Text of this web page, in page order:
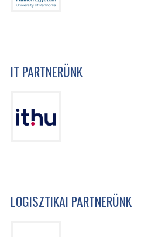
IT PARTNERÜNK
LOGISZTIKAI PARTNERÜNK